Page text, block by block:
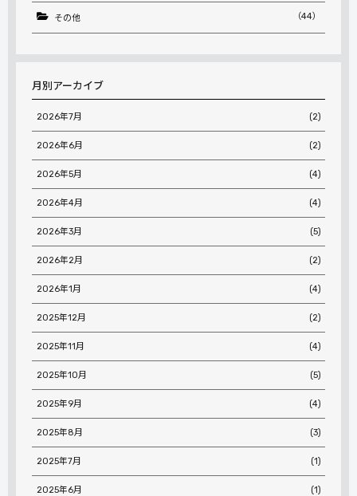
その他 （44）
月別アーカイブ
2026年7月 (2)
2026年6月 (2)
2026年5月 (4)
2026年4月 (4)
2026年3月 (5)
2026年2月 (2)
2026年1月 (4)
2025年12月 (2)
2025年11月 (4)
2025年10月 (5)
2025年9月 (4)
2025年8月 (3)
2025年7月 (1)
2025年6月 (1)